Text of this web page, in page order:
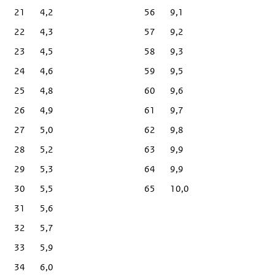
21
4,2
22
4,3
23
4,5
24
4,6
25
4,8
26
4,9
27
5,0
28
5,2
29
5,3
30
5,5
31
5,6
32
5,7
33
5,9
34
6,0
56
9,1
57
9,2
58
9,3
59
9,5
60
9,6
61
9,7
62
9,8
63
9,9
64
9,9
65
10,0